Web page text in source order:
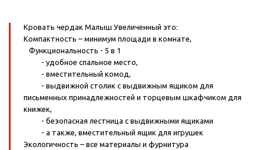
Кровать чердак Малыш Увеличенный это:
Компактность – минимум площади в комнате,
Функциональность - 5 в 1
- удобное спальное место,
- вместительный комод,
- выдвижной столик с выдвижным ящиком для
письменных принадлежностей и торцевым шкафчиком для
книжек,
- безопасная лестница с выдвижными ящиками
- а также, вместительный ящик для игрушек
Экологичность – все материалы и фурнитура